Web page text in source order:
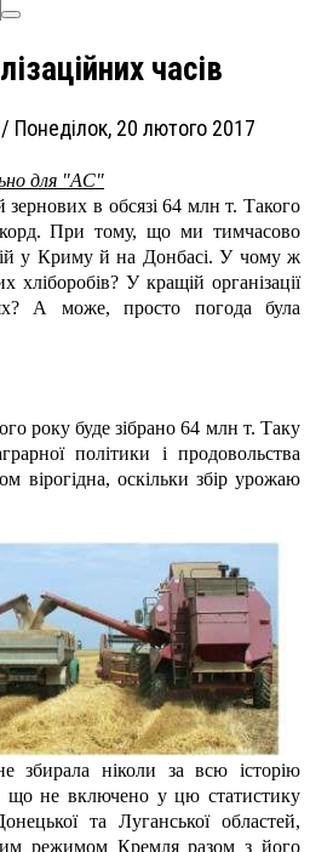
часів
/ Понеділок, 20 лютого 2017
для "АС"
в обсязі 64 млн т. Такого
При тому, що ми тимчасово
у Криму й на Донбасі. У чому ж
хліборобів? У кращій організації
А може, просто погода була
року буде зібрано 64 млн т. Таку
політики і продовольства
вірогідна, оскільки збір урожаю
збирала ніколи за всю історію
що не включено у цю статистику
та Луганської областей,
режимом Кремля разом з його